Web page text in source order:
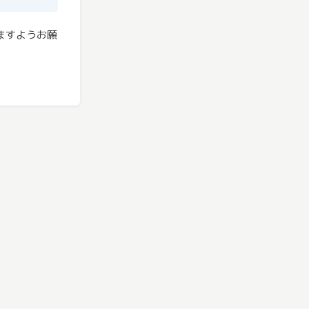
すようお願